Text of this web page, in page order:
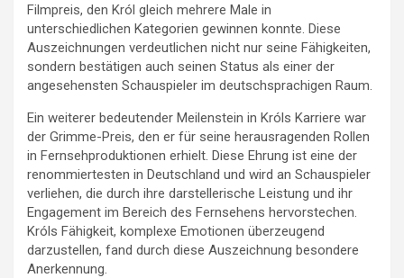
Filmpreis, den Król gleich mehrere Male in
unterschiedlichen Kategorien gewinnen konnte. Diese
Auszeichnungen verdeutlichen nicht nur seine Fähigkeiten,
sondern bestätigen auch seinen Status als einer der
angesehensten Schauspieler im deutschsprachigen Raum.
Ein weiterer bedeutender Meilenstein in Króls Karriere war
der Grimme-Preis, den er für seine herausragenden Rollen
in Fernsehproduktionen erhielt. Diese Ehrung ist eine der
renommiertesten in Deutschland und wird an Schauspieler
verliehen, die durch ihre darstellerische Leistung und ihr
Engagement im Bereich des Fernsehens hervorstechen.
Króls Fähigkeit, komplexe Emotionen überzeugend
darzustellen, fand durch diese Auszeichnung besondere
Anerkennung.